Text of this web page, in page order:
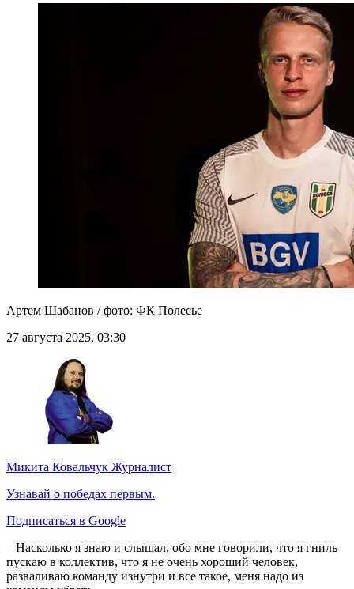
Артем Шабанов / фото: ФК Полесье
27 августа 2025, 03:30
Микита Ковальчук Журналист
Узнавай о победах первым.
Подписаться в Google
– Насколько я знаю и слышал, обо мне говорили, что я гниль
пускаю в коллектив, что я не очень хороший человек,
разваливаю команду изнутри и все такое, меня надо из